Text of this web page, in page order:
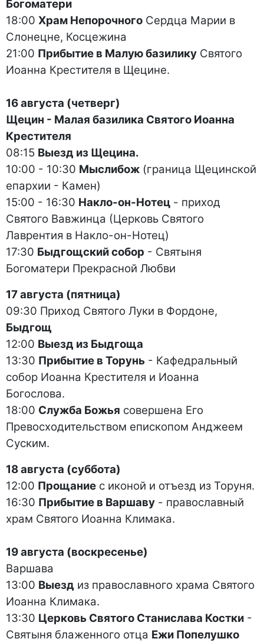
Богоматери
18:00 Храм Непорочного Сердца Марии в
Слонецне, Косцежина
21:00 Прибытие в Малую базилику Святого
Иоанна Крестителя в Щецине.
16 августа (четверг)
Щецин - Малая базилика Святого Иоанна
Крестителя
08:15 Выезд из Щецина.
10:00 - 10:30 Мыслибож (граница Щецинской
епархии - Камен)
15:00 - 16:30 Накло-он-Нотец - приход
Святого Вавжинца (Церковь Святого
Лаврентия в Накло-он-Нотец)
17:30 Быдгощский собор - Святыня
Богоматери Прекрасной Любви
17 августа (пятница)
09:30 Приход Святого Луки в Фордоне,
Быдгощ
12:00 Выезд из Быдгоща
13:30 Прибытие в Торунь - Кафедральный
собор Иоанна Крестителя и Иоанна
Богослова.
18:00 Служба Божья совершена Его
Превосходительством епископом Анджеем
Суским.
18 августа (суббота)
12:00 Прощание с иконой и отъезд из Торуня.
16:30 Прибытие в Варшаву - православный
храм Святого Иоанна Климака.
19 августа (воскресенье)
Варшава
13:00 Выезд из православного храма Святого
Иоанна Климака.
13:30 Церковь Святого Станислава Костки -
Святыня блаженного отца Ежи Попелушко